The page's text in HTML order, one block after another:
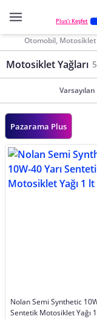
Plus'ı Keşfet
Otomobil, Motosiklet
Motosiklet Yağları
Varsayılan
Pazarama Plus
Nolan Semi Synthetic
Sentetik Motosiklet Yağı